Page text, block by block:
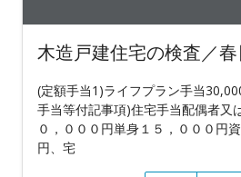
木造戸建住宅の検査／
(定額手当1)ライフプラン手当
手当等付記事項)住宅手当配偶者又
０，０００円単身１５，０００円
円、宅